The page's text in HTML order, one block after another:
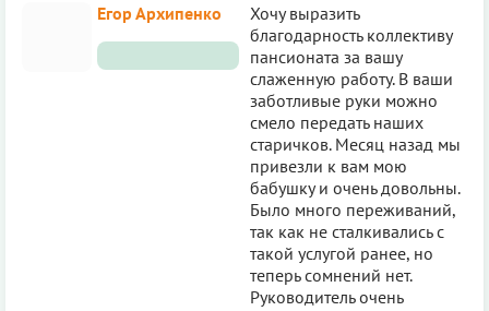
Егор Архипенко
Хочу выразить
благодарность коллективу
пансионата за вашу
слаженную работу. В ваши
заботливые руки можно
смело передать наших
старичков. Месяц назад мы
привезли к вам мою
бабушку и очень довольны.
Было много переживаний,
так как не сталкивались с
такой услугой ранее, но
теперь сомнений нет.
Руководитель очень